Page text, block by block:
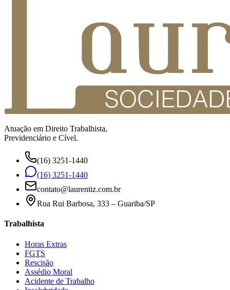
Atuação em Direito Trabalhista,
Previdenciário e Cível.
(16) 3251-1440
(16) 3251-1440
contato@laurentiz.com.br
Rua Rui Barbosa, 333 – Guariba/SP
Trabalhista
Horas Extras
FGTS
Rescisão
Assédio Moral
Acidente de Trabalho